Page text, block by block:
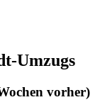
Umzugs
vorher)